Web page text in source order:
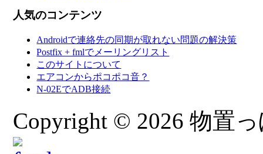
人気のコンテンツ
Androidで連絡先の同期が取れない問題の解決策
Postfix + fmlでメーリングリスト
このサイトについて
エアコンからポコポコ音？
N-02EでADB接続
Copyright © 2026 物置